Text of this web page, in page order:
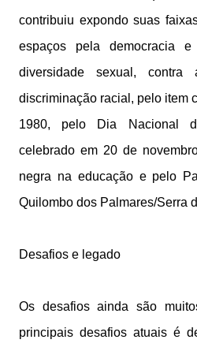
contribuiu expondo suas
espaços pela democracia
diversidade sexual,
discriminação racial, pelo item
1980, pelo Dia Nacional
celebrado em 20 de
negra na educação e pelo
Quilombo dos Palmares/Serra
Desafios e legado
Os desafios ainda são
principais desafios atuais é